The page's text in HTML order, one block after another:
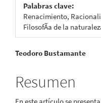
Palabras clave:
Renacimiento,
FilosofÃ­a de la
Contenido
principal
del
Teodoro Bustamante
Resumen